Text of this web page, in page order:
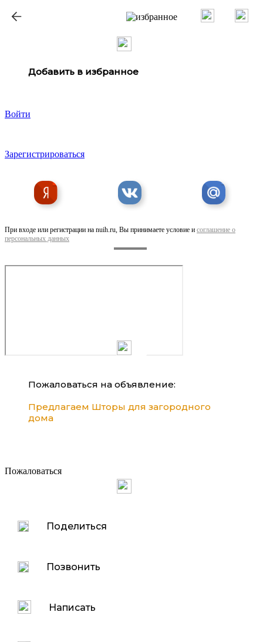
Добавить в избранное
Войти
Зарегистрироваться
При входе или регистрации на nuih.ru, Вы принимаете условие и соглашение о
персональных данных
Пожаловаться на объявление:
Предлагаем Шторы для загородного
дома
Пожаловаться
Поделиться
Позвонить
Написать